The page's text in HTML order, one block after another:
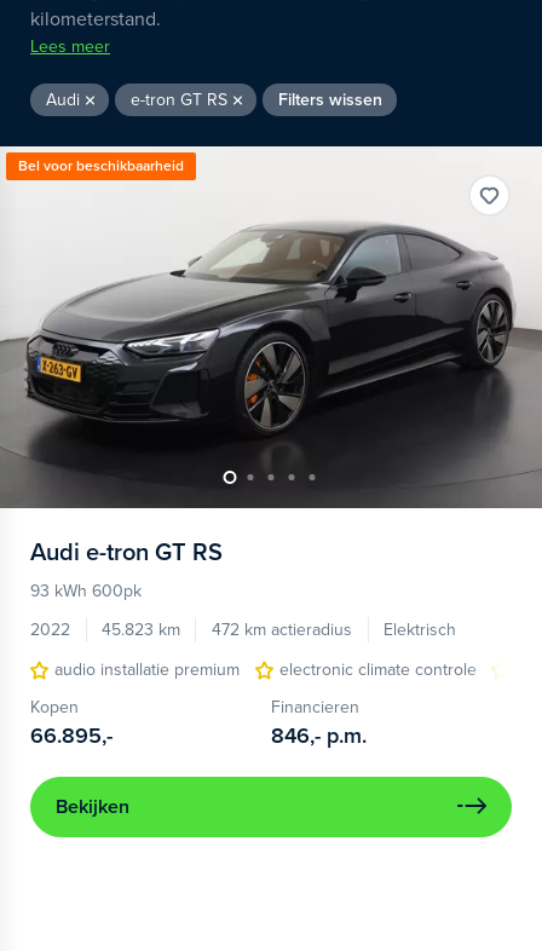
kilometerstand.
Lees meer
Audi e-tron GT RS Filters wissen
Bel voor beschikbaarheid
Audi e-tron GT RS
93 kWh 600pk
2022
45.823 km 472 km actieradius
Elektrisch
audio installatie premium
electronic climate controle
Kopen
66.895,-
Financieren
846,- p.m.
Bekijken